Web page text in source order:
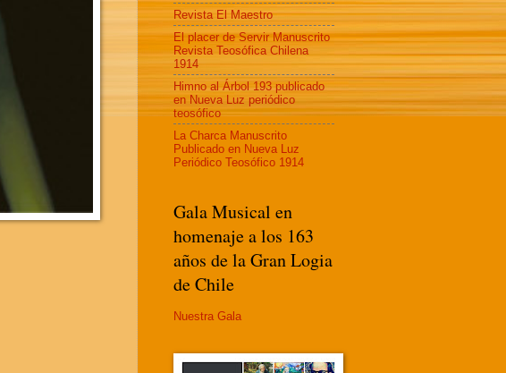
Revista El Maestro
El placer de Servir Manuscrito
Revista Teosófica Chilena
1914
Himno al Árbol 193 publicado
en Nueva Luz periódico
teosófico
La Charca Manuscrito
Publicado en Nueva Luz
Periódico Teosófico 1914
Gala Musical en
homenaje a los 163
años de la Gran Logia
de Chile
Nuestra Gala